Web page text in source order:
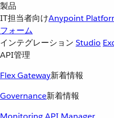
製品
IT担当者向けAnypoint
フォーム
インテグレーション Studio
API管理
Flex Gateway新着情報
Governance新着情報